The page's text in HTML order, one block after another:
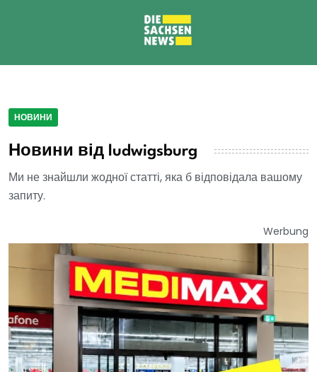
НОВИНИ
Новини від ludwigsburg
Ми не знайшли жодної статті, яка б відповідала вашому
запиту.
Werbung